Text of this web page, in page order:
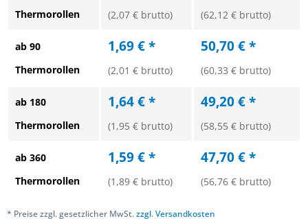
Thermorollen
(2,07 € brutto) (62,12 € brutto)
ab 90
Thermorollen
1,69 € *
(2,01 € brutto)
50,70 € *
(60,33 € brutto)
ab 180
Thermorollen
1,64 € *
(1,95 € brutto)
49,20 € *
(58,55 € brutto)
ab 360
Thermorollen
1,59 € *
(1,89 € brutto)
47,70 € *
(56,76 € brutto)
* Preise zzgl. gesetzlicher MwSt.zzgl. Versandkosten